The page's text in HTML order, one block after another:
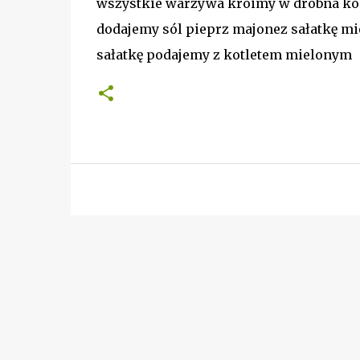
dodajemy sól pieprz majonez sałatkę
sałatkę podajemy z kotletem mielonym